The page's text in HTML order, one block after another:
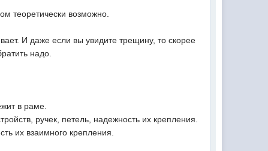
теоретически возможно.
И даже если вы увидите трещину, то скорее
надо.
в раме.
ручек, петель, надежность их крепления.
их взаимного крепления.